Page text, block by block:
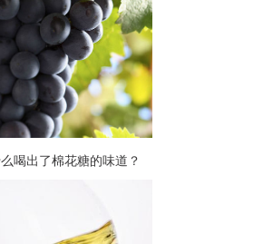
喝出了棉花糖的味道？